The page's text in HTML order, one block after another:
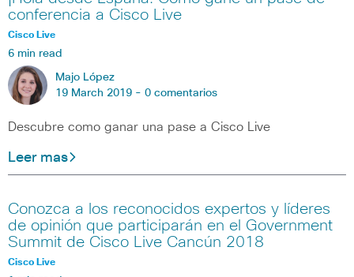
conferencia a Cisco Live
Cisco Live
6 min read
Majo López
19 March 2019 - 0 comentarios
Descubre como ganar una pase a Cisco Live
Leer mas
Conozca a los reconocidos expertos y líderes
de opinión que participarán en el Government
Summit de Cisco Live Cancún 2018
Cisco Live